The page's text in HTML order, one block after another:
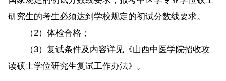
研究生的考生必须达到学校规定的初试分数线要求。
（2）体检合格；
（3）复试条件及内容详见《山西中医学院招收攻
读硕士学位研究生复试工作办法》。